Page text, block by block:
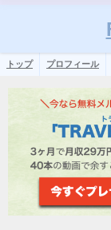
トップ プロフィール